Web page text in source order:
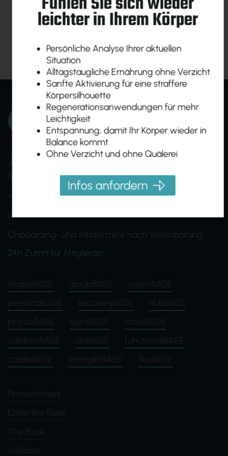
Am Ökopark 19
8230 Hartberg
+43 (0)664 1638005
office@homebasefit.at
Onboarding- und Infotermine nach Vereinbarung
24h Zutritt für Mitglieder
shapeBASE groupBASE
egymBASE
personalBASE
recoveryBASE
hubBASE
physioBASE
spiritBASE
crossBASE
outdoorBASE
skillBASE
functionalBASE
cardioBASE
strengthBASE flexBASE
Firmenfitness
Enter the Base
The Base
JobBase
leichter in Ihrem Körper
Persönliche Analyse Ihrer aktuellen
Situation
Alltagstaugliche Ernährung ohne Verzicht
Sanfte Aktivierung für eine straffere
Körpersilhouette
Regenerationsanwendungen für mehr
Leichtigkeit
Entspannung, damit Ihr Körper wieder in
Balance kommt
Ohne Verzicht und ohne Quälerei
Infos anfordern